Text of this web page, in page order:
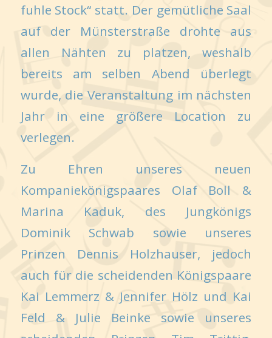
fuhle Stock“ statt. Der gemütliche Saal
auf der Münsterstraße drohte aus
allen Nähten zu platzen, weshalb
bereits am selben Abend überlegt
wurde, die Veranstaltung im nächsten
Jahr in eine größere Location zu
verlegen.
Zu Ehren unseres neuen
Kompaniekönigspaares Olaf Boll &
Marina Kaduk, des Jungkönigs
Dominik Schwab sowie unseres
Prinzen Dennis Holzhauser, jedoch
auch für die scheidenden Königspaare
Kai Lemmerz & Jennifer Hölz und Kai
Feld & Julie Beinke sowie unseres